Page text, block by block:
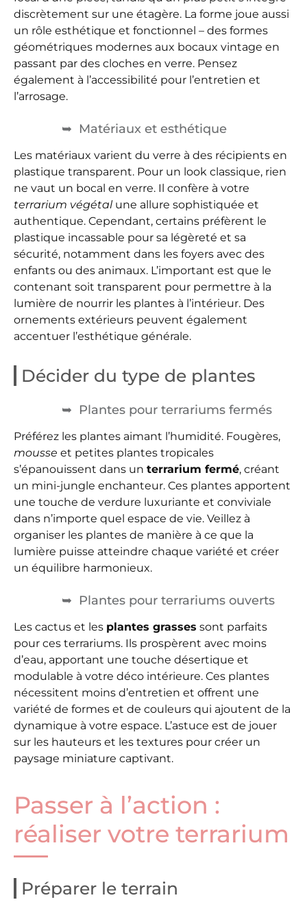
discrètement sur une étagère. La forme joue aussi
un rôle esthétique et fonctionnel – des formes
géométriques modernes aux bocaux vintage en
passant par des cloches en verre. Pensez
également à l’accessibilité pour l’entretien et
l’arrosage.
Matériaux et esthétique
Les matériaux varient du verre à des récipients en
plastique transparent. Pour un look classique, rien
ne vaut un bocal en verre. Il confère à votre
terrarium végétalune allure sophistiquée et
authentique. Cependant, certains préfèrent le
plastique incassable pour sa légèreté et sa
sécurité, notamment dans les foyers avec des
enfants ou des animaux. L’important est que le
contenant soit transparent pour permettre à la
lumière de nourrir les plantes à l’intérieur. Des
ornements extérieurs peuvent également
accentuer l’esthétique générale.
Décider du type de plantes
Plantes pour terrariums fermés
Préférez les plantes aimant l’humidité. Fougères,
mousse et petites plantes tropicales
s’épanouissent dans un terrarium fermé, créant
un mini-jungle enchanteur. Ces plantes apportent
une touche de verdure luxuriante et conviviale
dans n’importe quel espace de vie. Veillez à
organiser les plantes de manière à ce que la
lumière puisse atteindre chaque variété et créer
un équilibre harmonieux.
Plantes pour terrariums ouverts
Les cactus et les plantes grasses sont parfaits
pour ces terrariums. Ils prospèrent avec moins
d’eau, apportant une touche désertique et
modulable à votre déco intérieure. Ces plantes
nécessitent moins d’entretien et offrent une
variété de formes et de couleurs qui ajoutent de la
dynamique à votre espace. L’astuce est de jouer
sur les hauteurs et les textures pour créer un
paysage miniature captivant.
Passer à l’action :
réaliser votre terrarium
Préparer le terrain